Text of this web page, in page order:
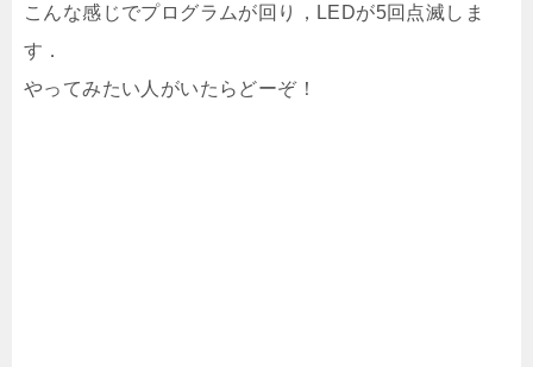
こんな感じでプログラムが回り，LEDが5回点滅しま
す．
やってみたい人がいたらどーぞ！